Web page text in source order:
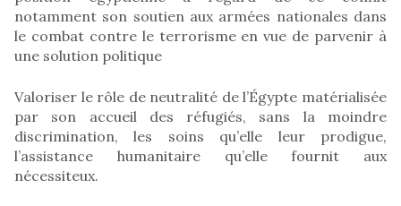
notamment son soutien aux armées nationales dans
le combat contre le terrorisme en vue de parvenir à
une solution politique
Valoriser le rôle de neutralité de l’Égypte matérialisée
par son accueil des réfugiés, sans la moindre
discrimination, les soins qu’elle leur prodigue,
l’assistance humanitaire qu’elle fournit aux
nécessiteux.